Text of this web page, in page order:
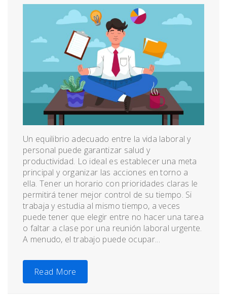
Un equilibrio adecuado entre la vida laboral y
personal puede garantizar salud y
productividad. Lo ideal es establecer una meta
principal y organizar las acciones en torno a
ella. Tener un horario con prioridades claras le
permitirá tener mejor control de su tiempo. Si
trabaja y estudia al mismo tiempo, a veces
puede tener que elegir entre no hacer una tarea
o faltar a clase por una reunión laboral urgente.
A menudo, el trabajo puede ocupar...
Read More